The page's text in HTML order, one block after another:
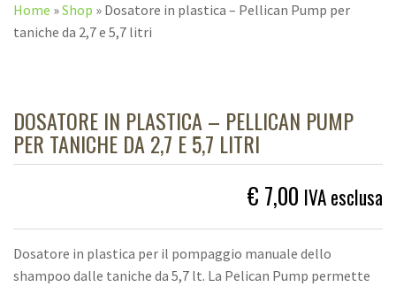
Home »Shop » Dosatore in plastica – Pellican Pump per
taniche da 2,7 e 5,7 litri
DOSATORE IN PLASTICA – PELLICAN PUMP
PER TANICHE DA 2,7 E 5,7 LITRI
€ 7,00 IVA esclusa
Dosatore in plastica per il pompaggio manuale dello
shampoo dalle taniche da 5,7 lt. La Pelican Pump permette